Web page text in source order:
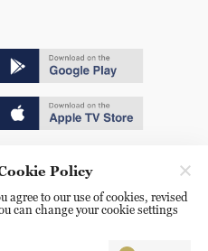
Policy
to our use of cookies, revised
can change your cookie settings